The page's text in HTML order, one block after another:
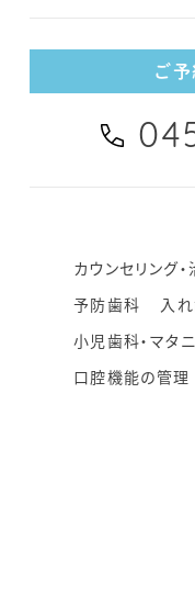
ご予
カウンセリング
予防歯科
入れ
小児歯科・マタ
口腔機能の管理